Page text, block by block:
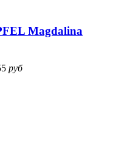
Magdalina
руб